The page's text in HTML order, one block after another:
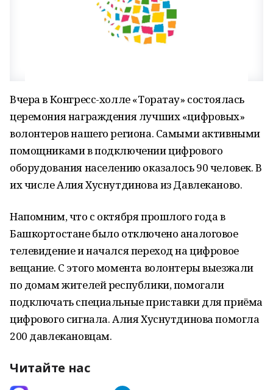
Вчера в Конгресс-холле «Торатау» состоялась
церемония награждения лучших «цифровых»
волонтеров нашего региона. Самыми активными
помощниками в подключении цифрового
оборудования населению оказалось 90 человек. В
их числе Алия Хуснутдинова из Давлеканово.
Напомним, что с октября прошлого года в
Башкортостане было отключено аналоговое
телевидение и начался переход на цифровое
вещание. С этого момента волонтеры выезжали
по домам жителей республики, помогали
подключать специальные приставки для приёма
цифрового сигнала. Алия Хуснутдинова помогла
200 давлекановцам.
Читайте нас